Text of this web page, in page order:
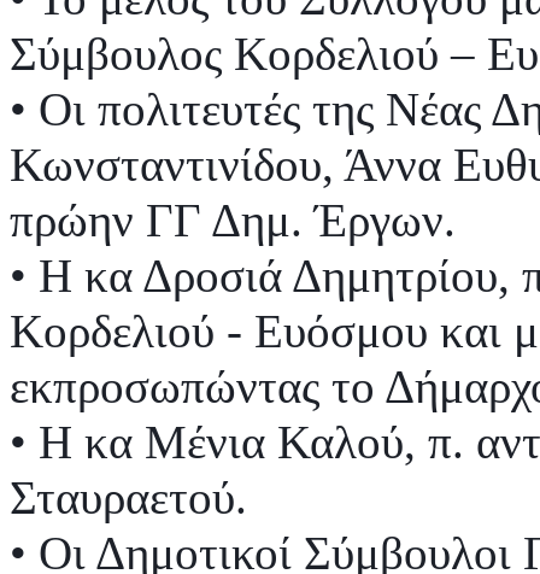
Σύμβουλος Κορδελιού –
• Οι πολιτευτές της Νέας
Κωνσταντινίδου, Άννα
πρώην ΓΓ Δημ. Έργων.
• Η κα Δροσιά Δημητρίου,
Κορδελιού - Ευόσμου και
εκπροσωπώντας το
• Η κα Μένια Καλού, π.
Σταυραετού.
• Οι Δημοτικοί